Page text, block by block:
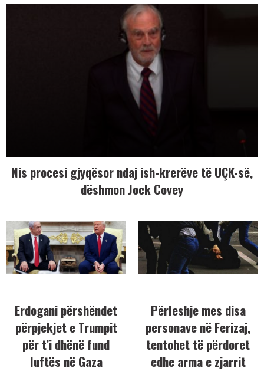
Nis procesi gjyqësor ndaj ish-krerëve të UÇK-së,
dëshmon Jock Covey
Erdogani përshëndet
përpjekjet e Trumpit
për t’i dhënë fund
luftës në Gaza
Përleshje mes disa
personave në Ferizaj,
tentohet të përdoret
edhe arma e zjarrit